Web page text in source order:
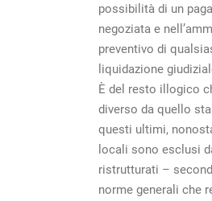
possibilità di un
negoziata e
preventivo di
liquidazione
È del resto illogico
diverso da quello
questi ultimi,
locali sono esclusi
ristrutturati –
norme generali che